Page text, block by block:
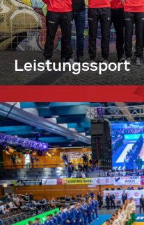
Leistungssport